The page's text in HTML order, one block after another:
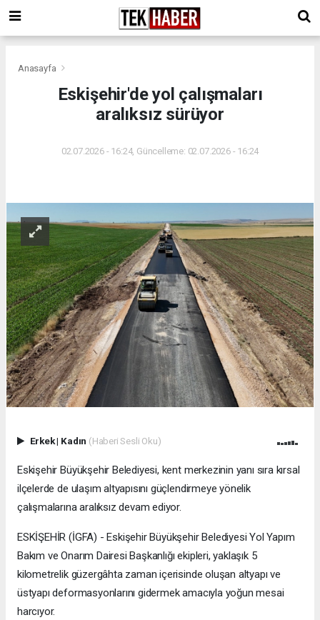
Anasayfa
Eskişehir'de yol çalışmaları
aralıksız sürüyor
02.07.2026 - 16:24, Güncelleme: 02.07.2026 - 16:24
Erkek| Kadın (Haberi Sesli Oku)
Eskişehir Büyükşehir Belediyesi, kent merkezinin yanı sıra kırsal
ilçelerde de ulaşım altyapısını güçlendirmeye yönelik
çalışmalarına aralıksız devam ediyor.
ESKİŞEHİR (İGFA) - Eskişehir Büyükşehir Belediyesi Yol Yapım
Bakım ve Onarım Dairesi Başkanlığı ekipleri, yaklaşık 5
kilometrelik güzergâhta zaman içerisinde oluşan altyapı ve
üstyapı deformasyonlarını gidermek amacıyla yoğun mesai
harcıyor.